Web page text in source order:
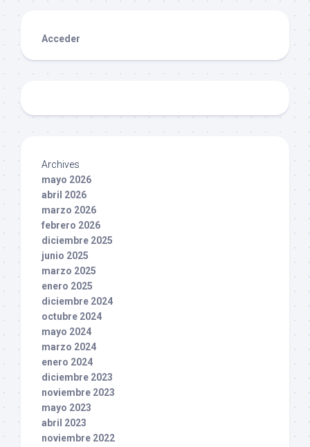
Acceder
Archives
mayo 2026
abril 2026
marzo 2026
febrero 2026
diciembre 2025
junio 2025
marzo 2025
enero 2025
diciembre 2024
octubre 2024
mayo 2024
marzo 2024
enero 2024
diciembre 2023
noviembre 2023
mayo 2023
abril 2023
noviembre 2022